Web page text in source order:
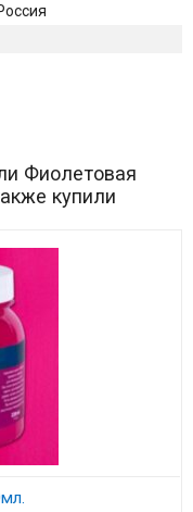
Фиолетовая
купили